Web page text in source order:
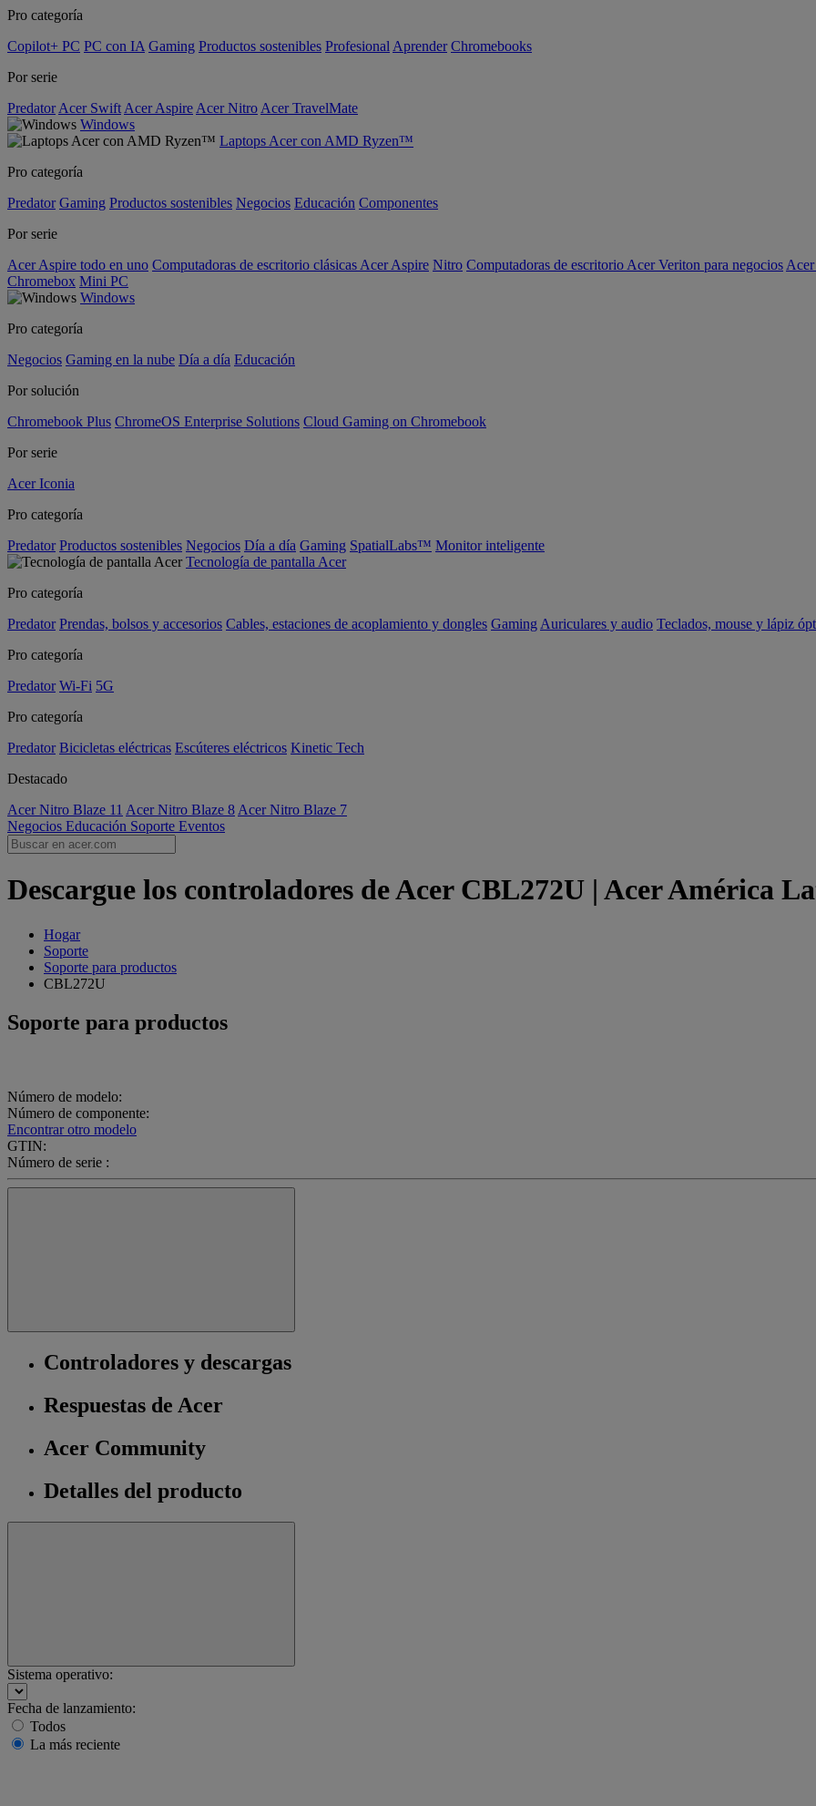
Pro categoría
Copilot+ PC PC con IA Gaming Productos sostenibles Profesional Aprender Chromebooks
Por serie
Predator Acer Swift Acer Aspire Acer Nitro Acer TravelMate
Windows
Laptops Acer con AMD Ryzen™
Pro categoría
Predator Gaming Productos sostenibles Negocios Educación Componentes
Por serie
Acer Aspire todo en uno Computadoras de escritorio clásicas Acer Aspire Nitro Computadoras de escritorio Acer Veriton para negocios
Chromebox Mini PC
Windows
Pro categoría
Negocios Gaming en la nube Día a día Educación
Por solución
Chromebook Plus ChromeOS Enterprise Solutions Cloud Gaming on Chromebook
Por serie
Acer Iconia
Pro categoría
Predator Productos sostenibles Negocios Día a día Gaming SpatialLabs™ Monitor inteligente
Tecnología de pantalla Acer
Pro categoría
Predator Prendas, bolsos y accesorios Cables, estaciones de acoplamiento y dongles Gaming Auriculares y audio Teclados, mouse y lápiz
Pro categoría
Predator Wi-Fi 5G
Pro categoría
Predator Bicicletas eléctricas Escúteres eléctricos Kinetic Tech
Destacado
Acer Nitro Blaze 11 Acer Nitro Blaze 8 Acer Nitro Blaze 7
Negocios Educación Soporte Eventos
Descargue los controladores de Acer CBL272U | Acer América
Hogar
Soporte
Soporte para productos
CBL272U
Soporte para productos
Número de modelo:
Número de componente:
Encontrar otro modelo
GTIN:
Número de serie :
Controladores y descargas
Respuestas de Acer
Acer Community
Detalles del producto
Sistema operativo:
Fecha de lanzamiento:
Todos
La más reciente